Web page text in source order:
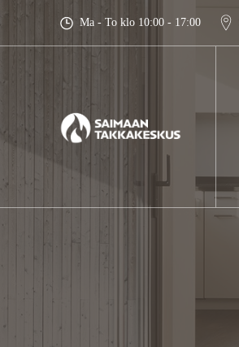
content
Ma - To klo 10:00 - 17:00